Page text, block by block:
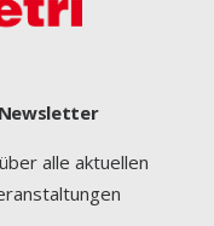
alle aktuellen